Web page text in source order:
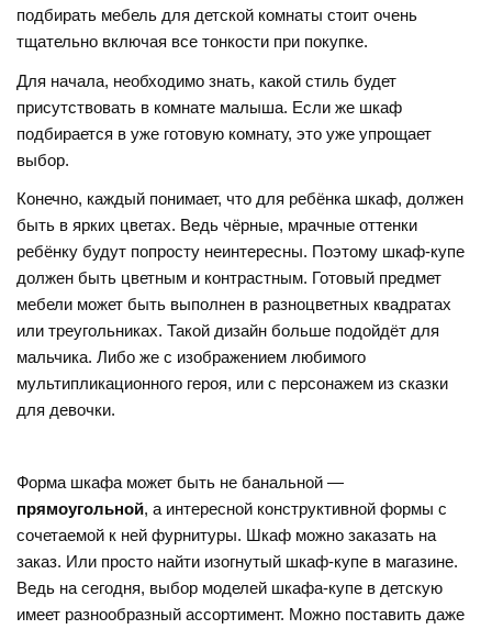
подбирать мебель для детской комнаты стоит очень
тщательно включая все тонкости при покупке.
Для начала, необходимо знать, какой стиль будет
присутствовать в комнате малыша. Если же шкаф
подбирается в уже готовую комнату, это уже упрощает
выбор.
Конечно, каждый понимает, что для ребёнка шкаф, должен
быть в ярких цветах. Ведь чёрные, мрачные оттенки
ребёнку будут попросту неинтересны. Поэтому шкаф-купе
должен быть цветным и контрастным. Готовый предмет
мебели может быть выполнен в разноцветных квадратах
или треугольниках. Такой дизайн больше подойдёт для
мальчика. Либо же с изображением любимого
мультипликационного героя, или с персонажем из сказки
для девочки.
Форма шкафа может быть не банальной —
прямоугольной, а интересной конструктивной формы с
сочетаемой к ней фурнитуры. Шкаф можно заказать на
заказ. Или просто найти изогнутый шкаф-купе в магазине.
Ведь на сегодня, выбор моделей шкафа-купе в детскую
имеет разнообразный ассортимент. Можно поставить даже